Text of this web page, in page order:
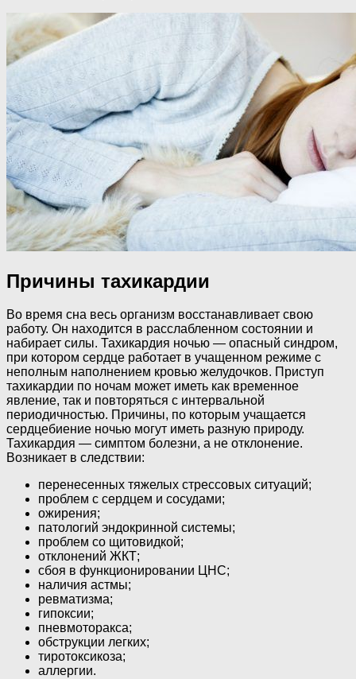
Причины тахикардии
Во время сна весь организм восстанавливает свою
работу. Он находится в расслабленном состоянии и
набирает силы. Тахикардия ночью — опасный синдром,
при котором сердце работает в учащенном режиме с
неполным наполнением кровью желудочков. Приступ
тахикардии по ночам может иметь как временное
явление, так и повторяться с интервальной
периодичностью. Причины, по которым учащается
сердцебиение ночью могут иметь разную природу.
Тахикардия — симптом болезни, а не отклонение.
Возникает в следствии:
перенесенных тяжелых стрессовых ситуаций;
проблем с сердцем и сосудами;
ожирения;
патологий эндокринной системы;
проблем со щитовидкой;
отклонений ЖКТ;
сбоя в функционировании ЦНС;
наличия астмы;
ревматизма;
гипоксии;
пневмоторакса;
обструкции легких;
тиротоксикоза;
аллергии.